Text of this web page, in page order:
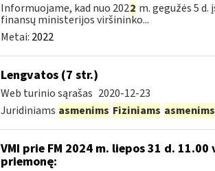
Informuojame, kad nuo 2022 m. gegužės 5
finansų ministerijos viršininko...
Metai: 2022
Lengvatos (7 str.)
Web turinio sąrašas 2020-12-23
Juridiniams asmenims Fiziniams asmenims
VMI prie FM 2024 m. liepos 31 d.
priemonę: